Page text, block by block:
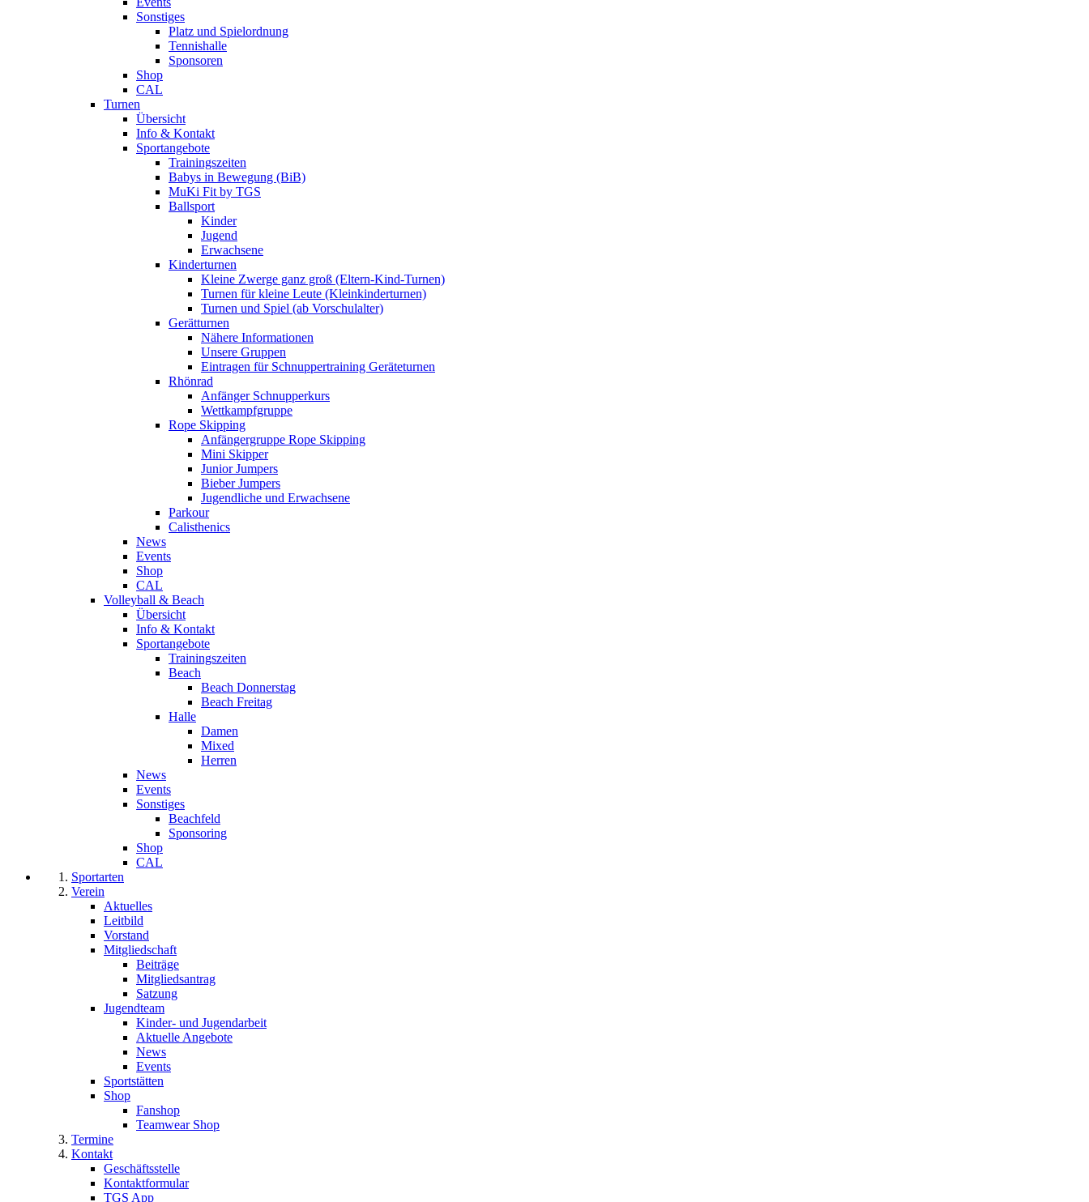
Sonstiges
Platz und Spielordnung
Tennishalle
Sponsoren
Shop
CAL
Turnen
Übersicht
Info & Kontakt
Sportangebote
Trainingszeiten
Babys in Bewegung (BiB)
MuKi Fit by TGS
Ballsport
Kinder
Jugend
Erwachsene
Kinderturnen
Kleine Zwerge ganz groß (Eltern-Kind-Turnen)
Turnen für kleine Leute (Kleinkinderturnen)
Turnen und Spiel (ab Vorschulalter)
Gerätturnen
Nähere Informationen
Unsere Gruppen
Eintragen für Schnuppertraining Geräteturnen
Rhönrad
Anfänger Schnupperkurs
Wettkampfgruppe
Rope Skipping
Anfängergruppe Rope Skipping
Mini Skipper
Junior Jumpers
Bieber Jumpers
Jugendliche und Erwachsene
Parkour
Calisthenics
News
Events
Shop
CAL
Volleyball & Beach
Übersicht
Info & Kontakt
Sportangebote
Trainingszeiten
Beach
Beach Donnerstag
Beach Freitag
Halle
Damen
Mixed
Herren
News
Events
Sonstiges
Beachfeld
Sponsoring
Shop
CAL
Sportarten
Verein
Aktuelles
Leitbild
Vorstand
Mitgliedschaft
Beiträge
Mitgliedsantrag
Satzung
Jugendteam
Kinder- und Jugendarbeit
Aktuelle Angebote
News
Events
Sportstätten
Shop
Fanshop
Teamwear Shop
Termine
Kontakt
Geschäftsstelle
Kontaktformular
TGS App